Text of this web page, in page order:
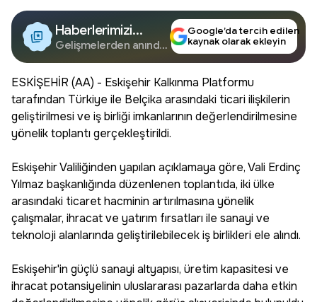
Haberlerimizi
Google'da Takip
Edin
Gelişmelerden anında
Google’da tercih edilen
kaynak olarak ekleyin
ESKİŞEHİR (AA) - Eskişehir Kalkınma Platformu
tarafından Türkiye ile Belçika arasındaki ticari ilişkilerin
geliştirilmesi ve iş birliği imkanlarının değerlendirilmesine
yönelik toplantı gerçekleştirildi.
Eskişehir Valiliğinden yapılan açıklamaya göre, Vali Erdinç
Yılmaz başkanlığında düzenlenen toplantıda, iki ülke
arasındaki ticaret hacminin artırılmasına yönelik
çalışmalar, ihracat ve yatırım fırsatları ile sanayi ve
teknoloji alanlarında geliştirilebilecek iş birlikleri ele alındı.
Eskişehir'in güçlü sanayi altyapısı, üretim kapasitesi ve
ihracat potansiyelinin uluslararası pazarlarda daha etkin